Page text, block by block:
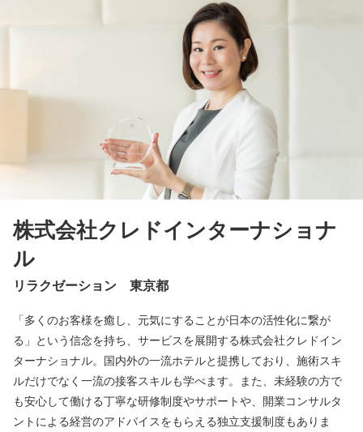
株式会社クレドインターナショナ
ル
リラクゼーション 東京都
「多くのお客様を癒し、元気にすることが日本の活性化に繋が
る」という信念を持ち、サービスを展開する株式会社クレドイン
ターナショナル。国内外の一流ホテルと提携しており、施術スキ
ルだけでなく一流の接客スキルも学べます。また、未経験の方で
も安心して働ける丁寧な研修制度やサポートや、開業コンサルタ
ントによる経営のアドバイスをもらえる独立支援制度もありま